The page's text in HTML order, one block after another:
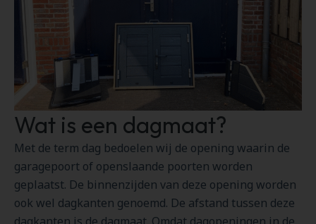
Wat is een dagmaat?
Met de term dag bedoelen wij de opening waarin de
garagepoort of openslaande poorten worden
geplaatst. De binnenzijden van deze opening worden
ook wel dagkanten genoemd. De afstand tussen deze